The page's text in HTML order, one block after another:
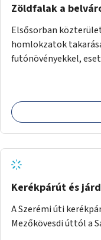
Zöldfalak a
Elsősorban
homlokzatok
futónövényekkel,
nincs lehetőség.
Kerékpárút és
A Szerémi úti
Mezőkövesdi úttól a